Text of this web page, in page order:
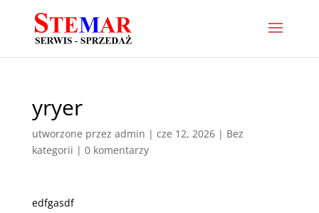
yryer
utworzone przez admin | cze 12, 2026| Bez
kategorii | 0 komentarzy
edfgasdf